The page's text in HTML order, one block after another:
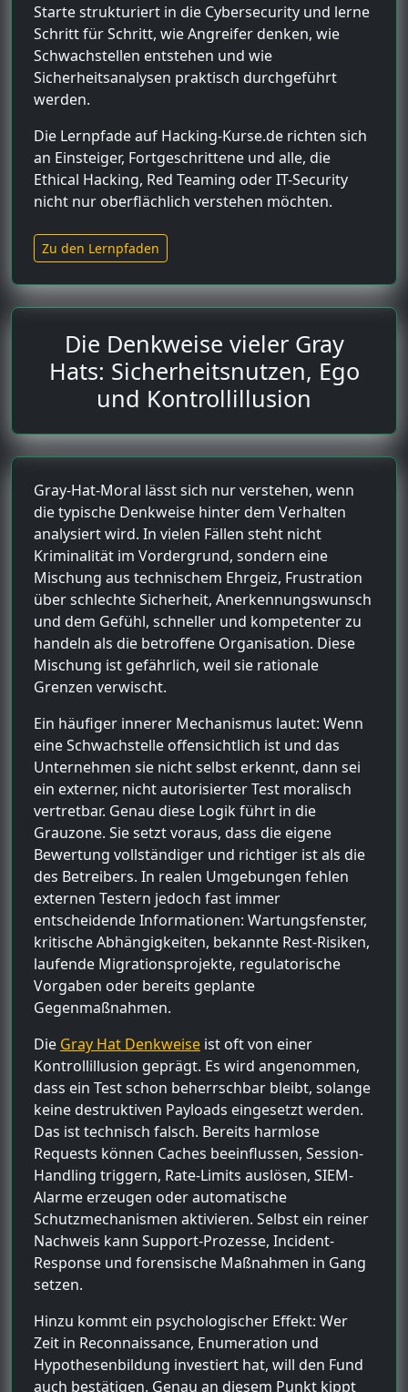
Starte strukturiert in die Cybersecurity und lerne
Schritt für Schritt, wie Angreifer denken, wie
Schwachstellen entstehen und wie
Sicherheitsanalysen praktisch durchgeführt
werden.
Die Lernpfade auf Hacking-Kurse.de richten sich
an Einsteiger, Fortgeschrittene und alle, die
Ethical Hacking, Red Teaming oder IT-Security
nicht nur oberflächlich verstehen möchten.
Zu den Lernpfaden
Die Denkweise vieler Gray
Hats: Sicherheitsnutzen, Ego
und Kontrollillusion
Gray-Hat-Moral lässt sich nur verstehen, wenn
die typische Denkweise hinter dem Verhalten
analysiert wird. In vielen Fällen steht nicht
Kriminalität im Vordergrund, sondern eine
Mischung aus technischem Ehrgeiz, Frustration
über schlechte Sicherheit, Anerkennungswunsch
und dem Gefühl, schneller und kompetenter zu
handeln als die betroffene Organisation. Diese
Mischung ist gefährlich, weil sie rationale
Grenzen verwischt.
Ein häufiger innerer Mechanismus lautet: Wenn
eine Schwachstelle offensichtlich ist und das
Unternehmen sie nicht selbst erkennt, dann sei
ein externer, nicht autorisierter Test moralisch
vertretbar. Genau diese Logik führt in die
Grauzone. Sie setzt voraus, dass die eigene
Bewertung vollständiger und richtiger ist als die
des Betreibers. In realen Umgebungen fehlen
externen Testern jedoch fast immer
entscheidende Informationen: Wartungsfenster,
kritische Abhängigkeiten, bekannte Rest-Risiken,
laufende Migrationsprojekte, regulatorische
Vorgaben oder bereits geplante
Gegenmaßnahmen.
Die Gray Hat Denkweise ist oft von einer
Kontrollillusion geprägt. Es wird angenommen,
dass ein Test schon beherrschbar bleibt, solange
keine destruktiven Payloads eingesetzt werden.
Das ist technisch falsch. Bereits harmlose
Requests können Caches beeinflussen, Session-
Handling triggern, Rate-Limits auslösen, SIEM-
Alarme erzeugen oder automatische
Schutzmechanismen aktivieren. Selbst ein reiner
Nachweis kann Support-Prozesse, Incident-
Response und forensische Maßnahmen in Gang
setzen.
Hinzu kommt ein psychologischer Effekt: Wer
Zeit in Reconnaissance, Enumeration und
Hypothesenbildung investiert hat, will den Fund
auch bestätigen. Genau an diesem Punkt kippt